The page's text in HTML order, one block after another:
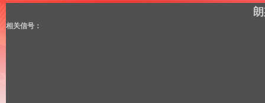
相关信号：